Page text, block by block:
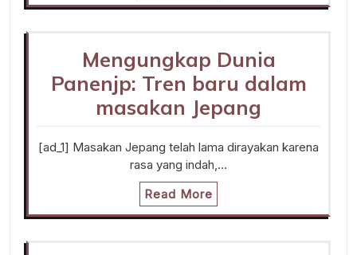
Mengungkap Dunia
Panenjp: Tren baru dalam
masakan Jepang
[ad_1] Masakan Jepang telah lama dirayakan karena
rasa yang indah,…
Read More